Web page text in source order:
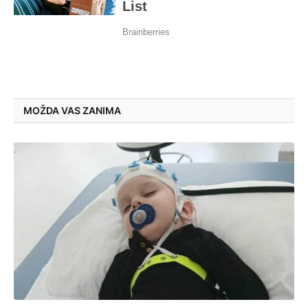
MOŽDA VAS ZANIMA